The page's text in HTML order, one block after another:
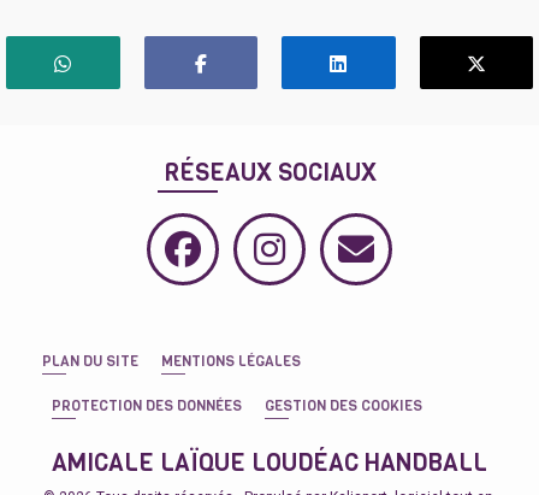
RÉSEAUX SOCIAUX
PLAN DU SITE MENTIONS LÉGALES
PROTECTION DES DONNÉES GESTION DES COOKIES
AMICALE LAÏQUE LOUDÉAC HANDBALL